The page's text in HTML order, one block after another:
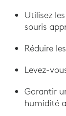
Utilisez
souris
Réduire
Levez-
Garantir
humidité